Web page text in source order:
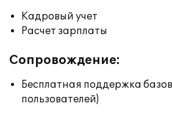
Кадровый учет
Расчет зарплаты
Сопровождение:
Бесплатная поддержка
пользователей)